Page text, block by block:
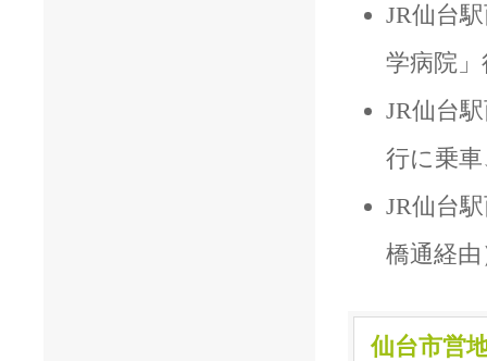
JR仙台
学病院
JR仙台
行に乗
JR仙台
橋通経
仙台市営